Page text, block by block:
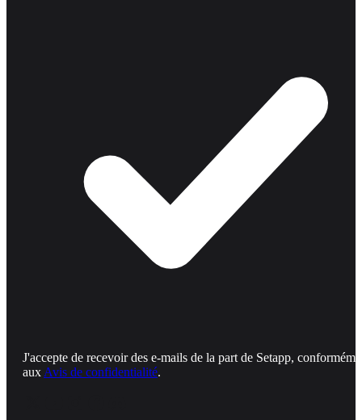
J'accepte de recevoir des e-mails de la part de Setapp,
aux Avis de confidentialité.